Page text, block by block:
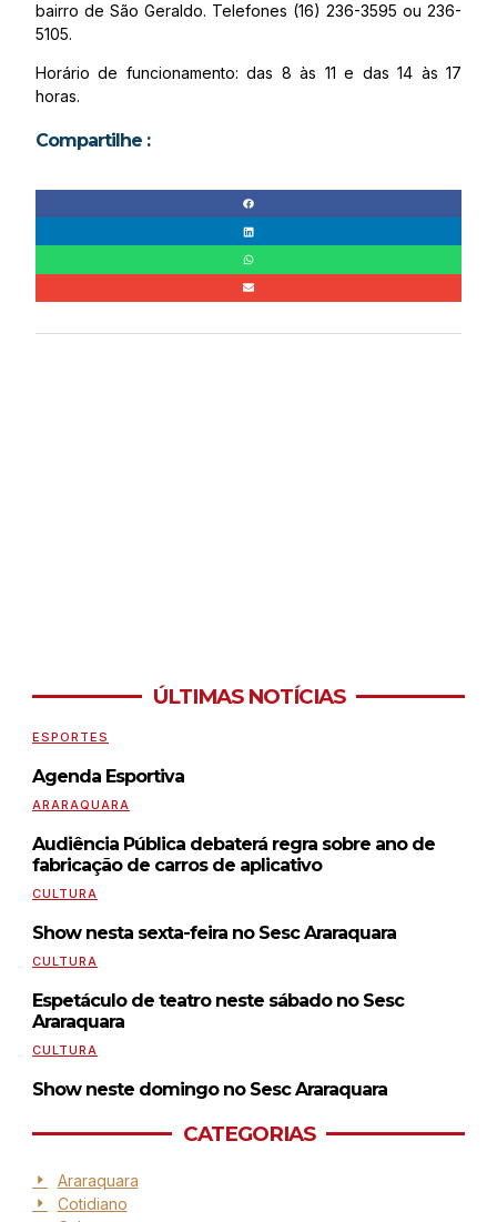
bairro de São Geraldo. Telefones (16) 236-3595 ou 236-
5105.
Horário de funcionamento: das 8 às 11 e das 14 às 17
horas.
Compartilhe :
ÚLTIMAS NOTÍCIAS
ESPORTES
Agenda Esportiva
ARARAQUARA
Audiência Pública debaterá regra sobre ano de
fabricação de carros de aplicativo
CULTURA
Show nesta sexta-feira no Sesc Araraquara
CULTURA
Espetáculo de teatro neste sábado no Sesc
Araraquara
CULTURA
Show neste domingo no Sesc Araraquara
CATEGORIAS
Araraquara
Cotidiano